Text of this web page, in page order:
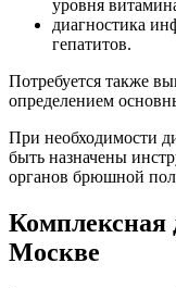
уровня
диагностика
гепатитов.
Потребуется также
определением
При необходимости
быть назначены
органов брюшной
Комплексная
Москве